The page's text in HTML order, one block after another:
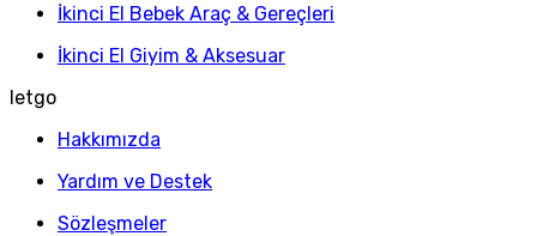
İkinci El Bebek Araç & Gereçleri
İkinci El Giyim & Aksesuar
letgo
Hakkımızda
Yardım ve Destek
Sözleşmeler